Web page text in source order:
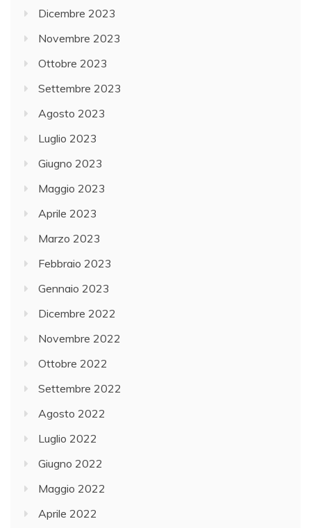
Dicembre 2023
Novembre 2023
Ottobre 2023
Settembre 2023
Agosto 2023
Luglio 2023
Giugno 2023
Maggio 2023
Aprile 2023
Marzo 2023
Febbraio 2023
Gennaio 2023
Dicembre 2022
Novembre 2022
Ottobre 2022
Settembre 2022
Agosto 2022
Luglio 2022
Giugno 2022
Maggio 2022
Aprile 2022